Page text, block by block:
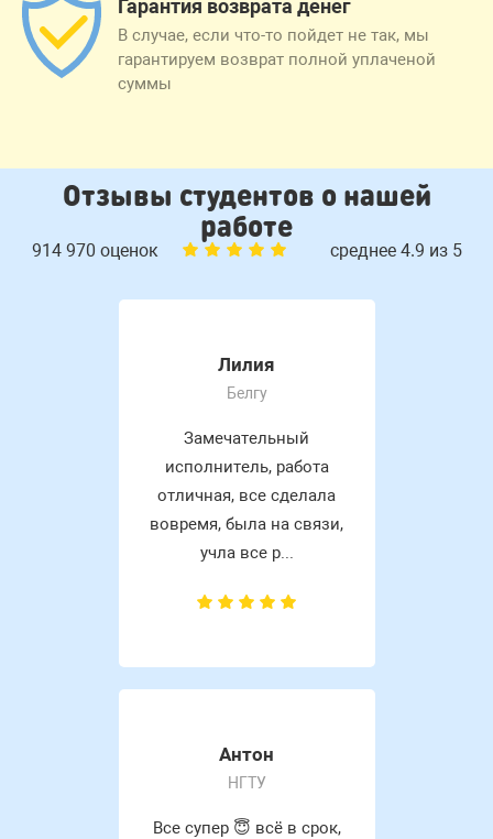
Гарантия возврата денег
В случае, если что-то пойдет не так, мы
гарантируем возврат полной уплаченой
суммы
Отзывы студентов о нашей
работе
914 970 оценок среднее 4.9 из 5
Лилия
Белгу
Замечательный
исполнитель, работа
отличная, все сделала
вовремя, была на связи,
учла все р...
Антон
НГТУ
Все супер 😇 всё в срок,